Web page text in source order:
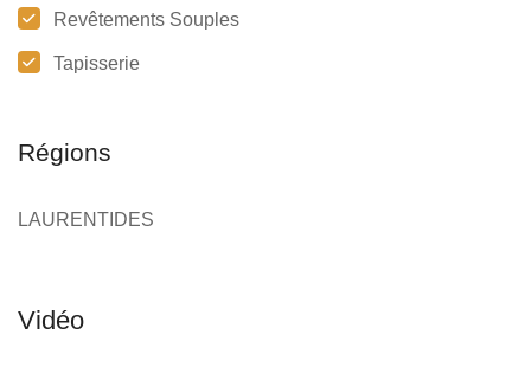
Revêtements Souples
Tapisserie
Régions
LAURENTIDES